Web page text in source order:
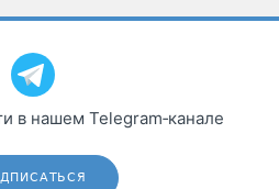
в нашем Telegram‑канале